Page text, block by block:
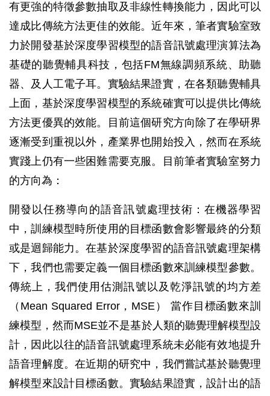
有更強的特徵參數抽取及非線性轉換能力，因此可以
達成比傳統方法更佳的效能。近年來，筆者實驗室致
力於開發基於深度學習模型的語音訊號處理演算法為
基礎的聽覺輔具科技，包括FM無線調頻系統、助聽
器、及人工電子耳。實驗結果證實，在各類聽覺輔具
上面，基於深度學習模型的系統確實可以提供比傳統
方法更優異的效能。目前這個研究方向除了在學研界
逐漸受到重視以外，產業界也開始投入，然而在系統
實踐上仍有一些困難需要克服。目前筆者實驗室努力
的方向為：
開發以任務導向的語音訊號處理技術：在機器學習
中，訓練模型時所使用的目標函數會影響最終的分類
或是迴歸能力。在基於深度學習的語音訊號處理架構
下，我們也需要定義一個目標函數來訓練模型參數。
傳統上，我們使用估測訊號以及乾淨訊號的均方差
（Mean Squared Error，MSE） 當作目標函數來訓
練模型，然而MSE並不是基於人類的聽覺理解模型設
計，因此以往的語音訊號處理系統未必能有效地提升
語音理解度。在近期的研究中，我們嘗試基於聽覺理
解模型來設計目標函數。實驗結果證實，設計出的語